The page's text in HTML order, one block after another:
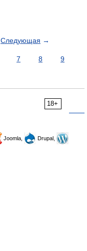
Следующая →
7 8
9
18+
Joomla,
Drupal,